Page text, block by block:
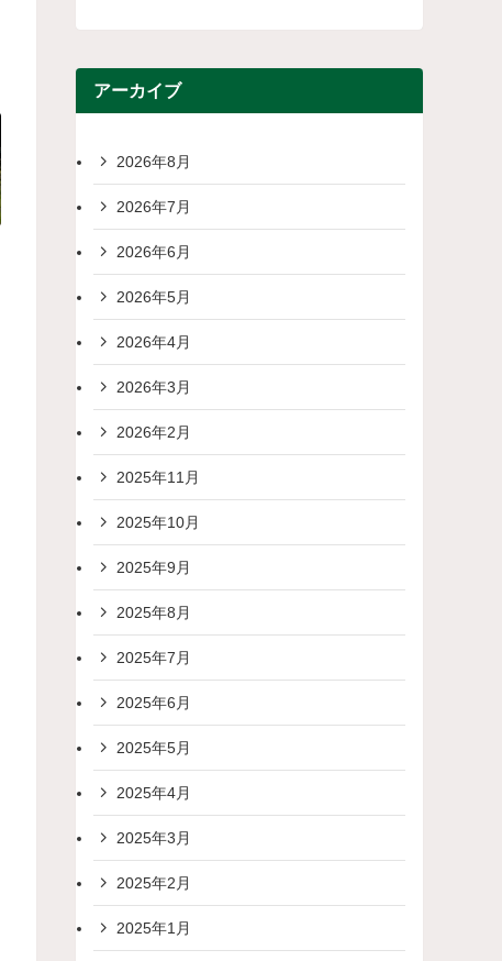
アーカイブ
2026年8月
2026年7月
2026年6月
2026年5月
2026年4月
2026年3月
2026年2月
2025年11月
2025年10月
2025年9月
2025年8月
2025年7月
2025年6月
2025年5月
2025年4月
2025年3月
2025年2月
2025年1月